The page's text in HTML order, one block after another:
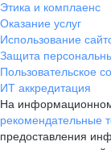
Этика и комплаенс
Оказание услуг
Использование
Защита
Пользовательское
ИТ аккредитация
На
рекомендательные
предоставления